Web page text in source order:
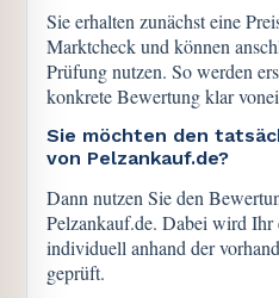
Sie erhalten zunächst eine
Marktcheck und können
Prüfung nutzen. So werden
konkrete Bewertung klar
Sie möchten den
von Pelzankauf.de?
Dann nutzen Sie den
Pelzankauf.de. Dabei wird Ihr
individuell anhand der
geprüft.